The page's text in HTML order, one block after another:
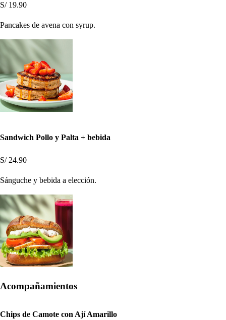
S/ 19.90
Pancakes de avena con syrup.
Sandwich Pollo y Palta + bebida
S/ 24.90
Sánguche y bebida a elección.
Acompañamientos
Chips de Camote con Ají Amarillo